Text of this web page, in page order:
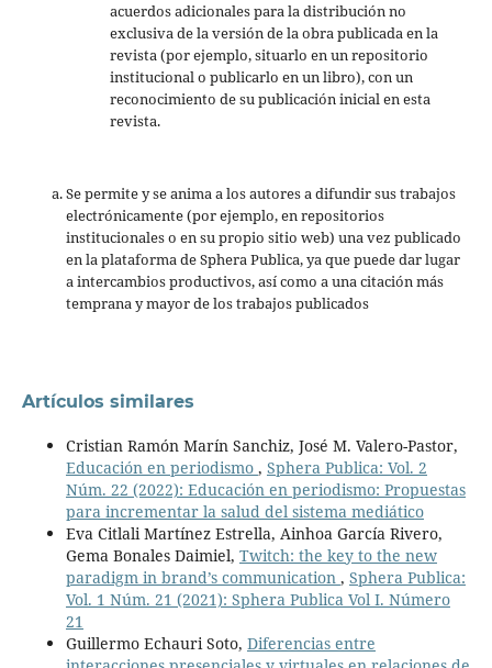
acuerdos adicionales para la distribución no
exclusiva de la versión de la obra publicada en la
revista (por ejemplo, situarlo en un repositorio
institucional o publicarlo en un libro), con un
reconocimiento de su publicación inicial en esta
revista.
Se permite y se anima a los autores a difundir sus trabajos
electrónicamente (por ejemplo, en repositorios
institucionales o en su propio sitio web) una vez publicado
en la plataforma de Sphera Publica, ya que puede dar lugar
a intercambios productivos, así como a una citación más
temprana y mayor de los trabajos publicados
Artículos similares
Cristian Ramón Marín Sanchiz, José M. Valero-Pastor,
Educación en periodismo , Sphera Publica: Vol. 2
Núm. 22 (2022): Educación en periodismo: Propuestas
para incrementar la salud del sistema mediático
Eva Citlali Martínez Estrella, Ainhoa García Rivero,
Gema Bonales Daimiel, Twitch: the key to the new
paradigm in brand’s communication , Sphera Publica:
Vol. 1 Núm. 21 (2021): Sphera Publica Vol I. Número
21
Guillermo Echauri Soto, Diferencias entre